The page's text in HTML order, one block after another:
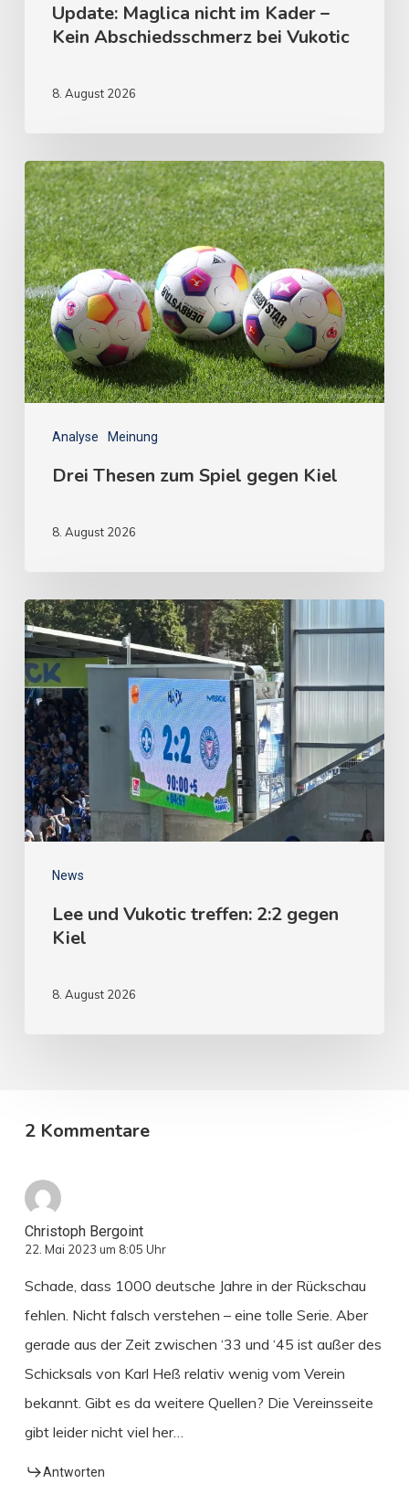
Update: Maglica nicht im Kader –
Kein Abschiedsschmerz bei Vukotic
8. August 2026
Analyse Meinung
Drei Thesen zum Spiel gegen Kiel
8. August 2026
News
Lee und Vukotic treffen: 2:2 gegen
Kiel
8. August 2026
2 Kommentare
Christoph Bergoint
22. Mai 2023 um 8:05 Uhr
Schade, dass 1000 deutsche Jahre in der Rückschau
fehlen. Nicht falsch verstehen – eine tolle Serie. Aber
gerade aus der Zeit zwischen ‘33 und ‘45 ist außer des
Schicksals von Karl Heß relativ wenig vom Verein
bekannt. Gibt es da weitere Quellen? Die Vereinsseite
gibt leider nicht viel her…
Antworten